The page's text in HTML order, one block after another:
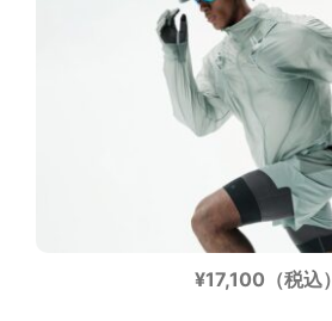
¥17,100（税込）